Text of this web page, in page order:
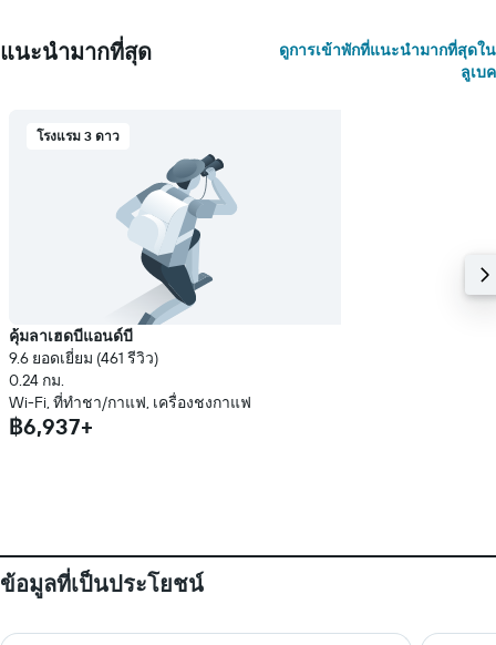
แนะนำมากที่สุด
ดูการเข้าพักที่แนะนำมากที่สุดใน
ลูเบค
โรงแรม 3 ดาว
คุ้มลาเฮดบีแอนด์บี
9.6 ยอดเยี่ยม (461 รีวิว)
0.24 กม.
Wi-Fi, ที่ทำชา/กาแฟ, เครื่องชงกาแฟ
฿6,937+
ข้อมูลที่เป็นประโยชน์